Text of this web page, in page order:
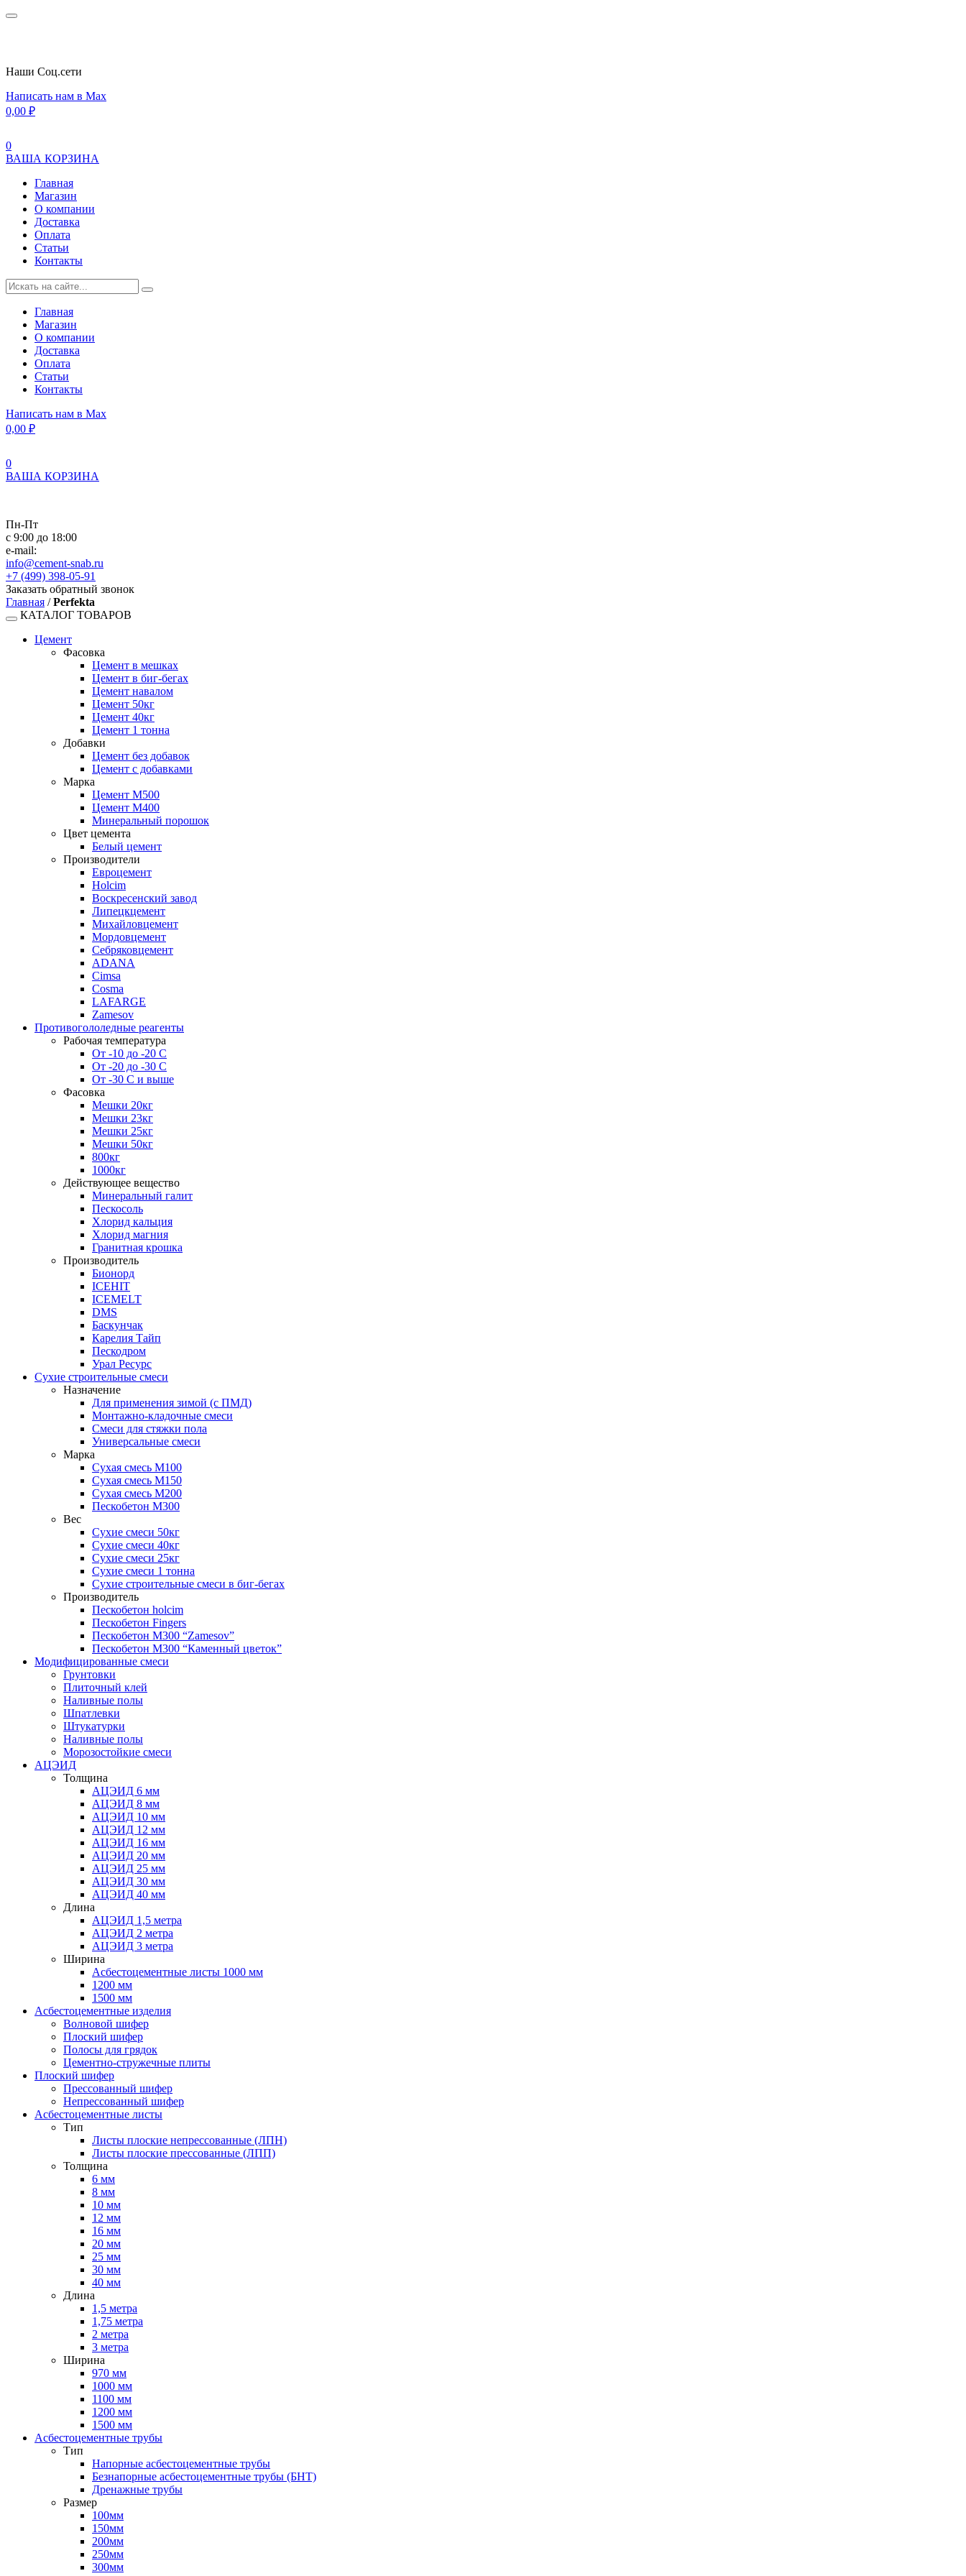
Наши Cоц.сети
Написать нам в Max
0,00 ₽
0
ВАША КОРЗИНА
Главная
Магазин
О компании
Доставка
Оплата
Статьи
Контакты
Главная
Магазин
О компании
Доставка
Оплата
Статьи
Контакты
Написать нам в Max
0,00 ₽
0
ВАША КОРЗИНА
Пн-Пт
с 9:00 до 18:00
e-mail:
info@cement-snab.ru
+7 (499) 398-05-91
Заказать обратный звонок
Главная /Perfekta
КАТАЛОГ ТОВАРОВ
Цемент
Фасовка
Цемент в мешках
Цемент в биг-бегах
Цемент навалом
Цемент 50кг
Цемент 40кг
Цемент 1 тонна
Добавки
Цемент без добавок
Цемент с добавками
Марка
Цемент М500
Цемент М400
Минеральный порошок
Цвет цемента
Белый цемент
Производители
Евроцемент
Holcim
Воскресенский завод
Липецкцемент
Михайловцемент
Мордовцемент
Себряковцемент
ADANA
Cimsa
Cosma
LAFARGE
Zamesov
Противогололедные реагенты
Рабочая температура
От -10 до -20 С
От -20 до -30 С
От -30 С и выше
Фасовка
Мешки 20кг
Мешки 23кг
Мешки 25кг
Мешки 50кг
800кг
1000кг
Действующее вещество
Минеральный галит
Пескосоль
Хлорид кальция
Хлорид магния
Гранитная крошка
Производитель
Бионорд
ICEHIT
ICEMELT
DMS
Баскунчак
Карелия Тайп
Пескодром
Урал Ресурс
Сухие строительные смеси
Назначение
Для применения зимой (с ПМД)
Монтажно-кладочные смеси
Смеси для стяжки пола
Универсальные смеси
Марка
Сухая смесь М100
Сухая смесь М150
Сухая смесь М200
Пескобетон М300
Вес
Сухие смеси 50кг
Сухие смеси 40кг
Сухие смеси 25кг
Сухие смеси 1 тонна
Сухие строительные смеси в биг-бегах
Производитель
Пескобетон holcim
Пескобетон Fingers
Пескобетон М300 “Zamesov”
Пескобетон М300 “Каменный цветок”
Модифицированные смеси
Грунтовки
Плиточный клей
Наливные полы
Шпатлевки
Штукатурки
Наливные полы
Морозостойкие смеси
АЦЭИД
Толщина
АЦЭИД 6 мм
АЦЭИД 8 мм
АЦЭИД 10 мм
АЦЭИД 12 мм
АЦЭИД 16 мм
АЦЭИД 20 мм
АЦЭИД 25 мм
АЦЭИД 30 мм
АЦЭИД 40 мм
Длина
АЦЭИД 1,5 метра
АЦЭИД 2 метра
АЦЭИД 3 метра
Ширина
Асбестоцементные листы 1000 мм
1200 мм
1500 мм
Асбестоцементные изделия
Волновой шифер
Плоский шифер
Полосы для грядок
Цементно-стружечные плиты
Плоский шифер
Прессованный шифер
Непрессованный шифер
Асбестоцементные листы
Тип
Листы плоские непрессованные (ЛПН)
Листы плоские прессованные (ЛПП)
Толщина
6 мм
8 мм
10 мм
12 мм
16 мм
20 мм
25 мм
30 мм
40 мм
Длина
1,5 метра
1,75 метра
2 метра
3 метра
Ширина
970 мм
1000 мм
1100 мм
1200 мм
1500 мм
Асбестоцементные трубы
Тип
Напорные асбестоцементные трубы
Безнапорные асбестоцементные трубы (БНТ)
Дренажные трубы
Размер
100мм
150мм
200мм
250мм
300мм